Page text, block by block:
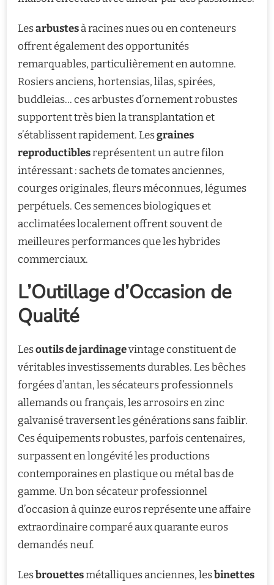
Lesarbustesà racines nues ou en conteneurs
offrent également des opportunités
remarquables, particulièrement en automne.
Rosiers anciens, hortensias, lilas, spirées,
buddleias… ces arbustes d’ornement robustes
supportent très bien la transplantation et
s’établissent rapidement. Lesgraines
reproductiblesreprésentent un autre filon
intéressant : sachets de tomates anciennes,
courges originales, fleurs méconnues, légumes
perpétuels. Ces semences biologiques et
acclimatées localement offrent souvent de
meilleures performances que les hybrides
commerciaux.
L’Outillage d’Occasion de
Qualité
Lesoutils de jardinagevintage constituent de
véritables investissements durables. Les bêches
forgées d’antan, les sécateurs professionnels
allemands ou français, les arrosoirs en zinc
galvanisé traversent les générations sans faiblir.
Ces équipements robustes, parfois centenaires,
surpassent en longévité les productions
contemporaines en plastique ou métal bas de
gamme. Un bon sécateur professionnel
d’occasion à quinze euros représente une affaire
extraordinaire comparé aux quarante euros
demandés neuf.
Lesbrouettesmétalliques anciennes, lesbinettes